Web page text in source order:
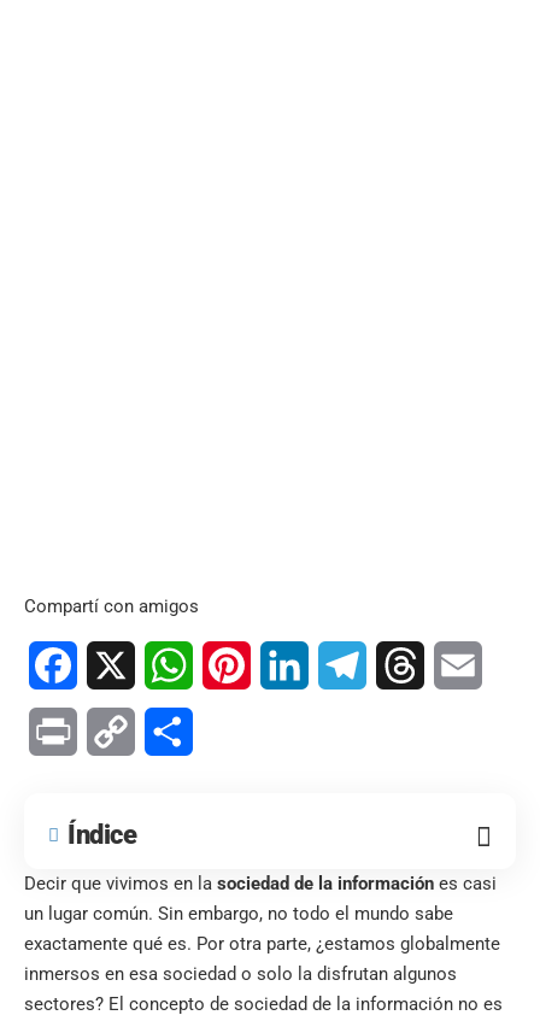
Compartí con amigos
Facebook WhatsAppPinterest LinkedIn TelegramThreads
Print Copy
Índice
Decir que vivimos en la sociedad de la información es casi
un lugar común. Sin embargo, no todo el mundo sabe
exactamente qué es. Por otra parte, ¿estamos globalmente
inmersos en esa sociedad o solo la disfrutan algunos
sectores? El concepto de sociedad de la información no es